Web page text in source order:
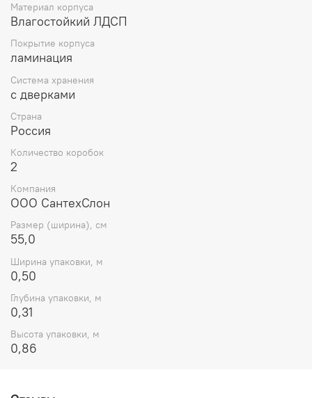
Материал корпуса
Влагостойкий ЛДСП
Покрытие корпуса
ламинация
Система хранения
с дверками
Страна
Россия
Количество коробок
2
Компания
ООО СантехСлон
Размер (ширина), см
55,0
Ширина упаковки, м
0,50
Глубина упаковки, м
0,31
Высота упаковки, м
0,86